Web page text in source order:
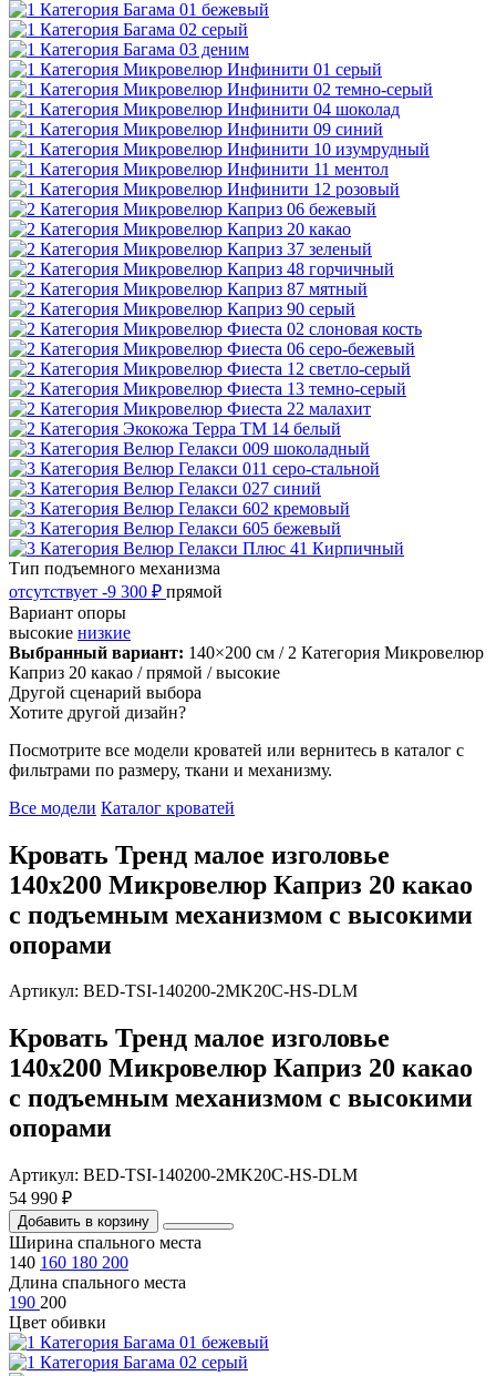
Тип подъемного механизма
отсутствует -9 300 ₽ прямой
Вариант опоры
высокие низкие
Выбранный вариант: 140×200 см / 2 Категория Микровелюр
Каприз 20 какао / прямой / высокие
Другой сценарий выбора
Хотите другой дизайн?
Посмотрите все модели кроватей или вернитесь в каталог с
фильтрами по размеру, ткани и механизму.
Все модели Каталог кроватей
Кровать Тренд малое изголовье
140х200 Микровелюр Каприз 20 какао
с подъемным механизмом с высокими
опорами
Артикул: BED-TSI-140200-2MK20C-HS-DLM
Кровать Тренд малое изголовье
140х200 Микровелюр Каприз 20 какао
с подъемным механизмом с высокими
опорами
Артикул: BED-TSI-140200-2MK20C-HS-DLM
54 990 ₽
Добавить в корзину
Ширина спального места
140 160 180 200
Длина спального места
190 200
Цвет обивки